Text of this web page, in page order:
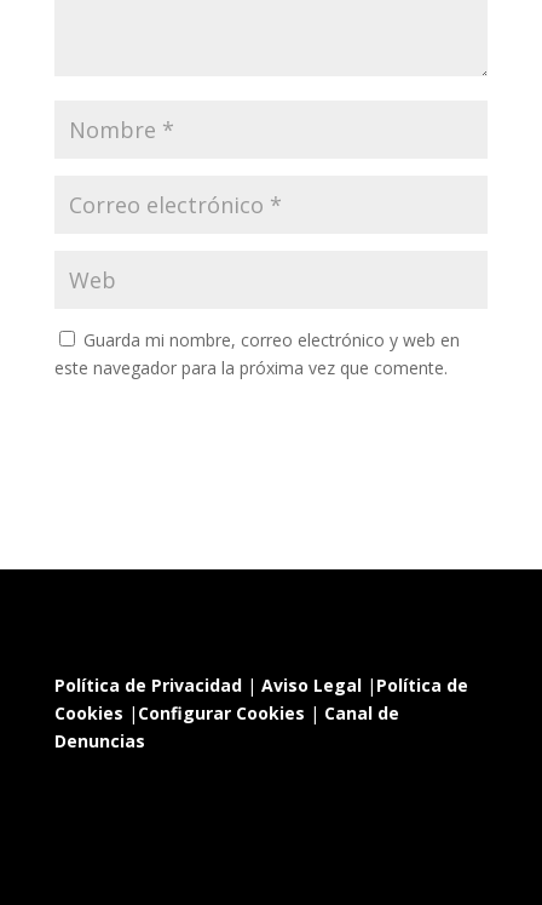
Guarda mi nombre, correo electrónico y web en
este navegador para la próxima vez que comente.
Política de Privacidad| Aviso Legal| Política de
Cookies | Configurar Cookies | Canal de
Denuncias